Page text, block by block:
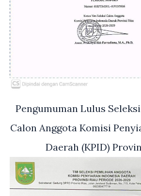
Pengumuman Lulus
Calon Anggota Komisi
Daerah (KPID)